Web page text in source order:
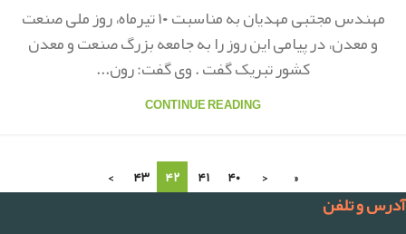
مهندس مجتبی مهدیان به مناسبت ۱۰ تیرماه، روز ملی صنعت
و معدن، در پیامی این روز را به جامعه بزرگ صنعت و معدن
کشور تبریک گفت . وی گفت: رون...
CONTINUE READING
«
‹ ۴۰ ۴۱ ۴۲ ۴۳ ›
آدرس و تلفن